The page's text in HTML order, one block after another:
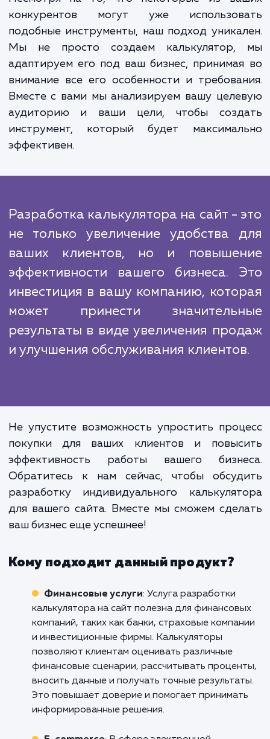
поддержки. Это приводит к
конверсии и снижению отказов.
Второе преимущество -
эффективности работы вашего
Меньше времени и ресурсов
обработку запросов по стоимости,
позволяет вашему
сконцентрироваться на других важных
Несмотря на то, что некоторые из
подобные инструменты, наш подход
Мы не просто создаем
адаптируем его под ваш бизнес,
внимание все его особенности и
Вместе с вами мы анализируем вашу
аудиторию и ваши цели, чтобы
Разработка калькулятора на сайт -
не только увеличение удобства
ваших клиентов, но и
эффективности вашего бизнеса.
инвестиция в вашу компанию,
может принести
и улучшения обслуживания
Не упустите возможность упростить
покупки для ваших клиентов и
эффективность работы вашего
Обратитесь к нам сейчас, чтобы